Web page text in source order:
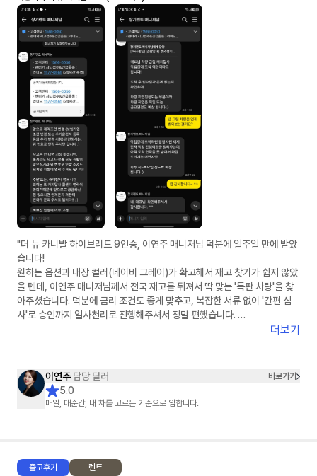
"더 뉴 카니발 하이브리드 9인승, 이연주 매니저님 덕분에 일주일 만에 받았
습니다!
​원하는 옵션과 내장 컬러(네이비 그레이)가 확고해서 재고 찾기가 쉽지 않았
을 텐데, 이연주 매니저님께서 전국 재고를 뒤져서 딱 맞는 '특판 차량'을 찾
아주셨습니다. 덕분에 금리 조건도 좋게 맞추고, 복잡한 서류 없이 '간편 심
사'로 승인까지 일사천리로 진행해주셔서 정말 편했습니다.
​차량 배정부터 탁송까지 중간중간 진행 상황을 먼저 알려주시고, 제가 놓칠
좋게 드라이브 다녀왔네요. 빠르고 정확한 일 처리는 물론이고 정말 친절하
십니다. 장기렌트 고민 중이시라면 스타타당 이연주 매니저님 강력 추천합니
다!"
더보기
이연주 담당 딜러 바로가기
5.0
매일, 매순간, 내 차를 고르는 기준으로 임합니다.
출고후기 렌트